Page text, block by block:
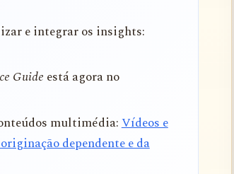
e integrar os insights:
Guide está agora no
multimédia:Vídeos e
dependente e da